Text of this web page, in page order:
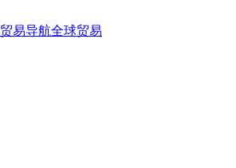
贸易导航全球贸易